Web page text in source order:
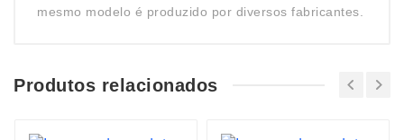
mesmo modelo é produzido por diversos fabricantes.
Produtos relacionados